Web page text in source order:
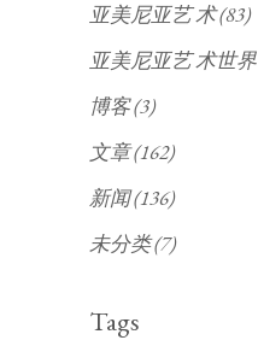
亚美尼亚艺 术(83)
亚美尼亚艺 术世界
博客(3)
文章(162)
新闻(136)
未分类(7)
Tags